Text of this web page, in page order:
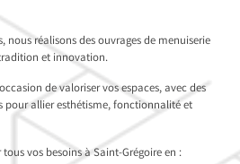
nous réalisons des ouvrages de menuiserie
et innovation.
de valoriser vos espaces, avec des
pour allier esthétisme, fonctionnalité et
vos besoins à Saint-Grégoire en :